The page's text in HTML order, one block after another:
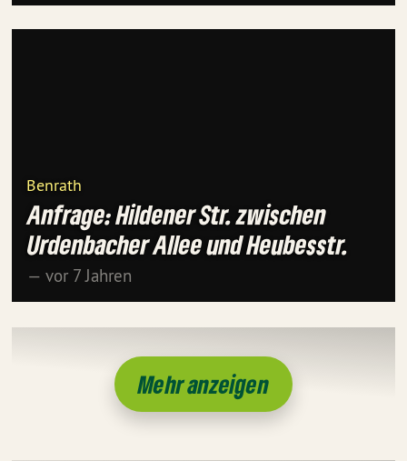
Benrath
Anfrage: Hildener Str. zwischen
Urdenbacher Allee und Heubesstr.
— vor 7 Jahren
Mehr anzeigen